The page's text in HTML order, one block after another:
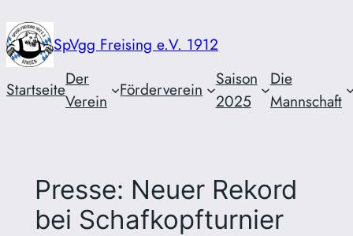
Zum
Inhalt
springen
SpVgg Freising e.V. 1912
Startseite
Der
Verein
Förderverein
Saison
2025
Die
Mannschaft
Presse: Neuer Rekord
bei Schafkopfturnier